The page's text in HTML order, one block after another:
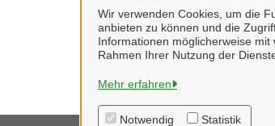
Wir verwenden Cookies, um die
anbieten zu können und die
Informationen möglicherweise
Rahmen Ihrer Nutzung der
Mehr erfahren
Notwendig Statistik